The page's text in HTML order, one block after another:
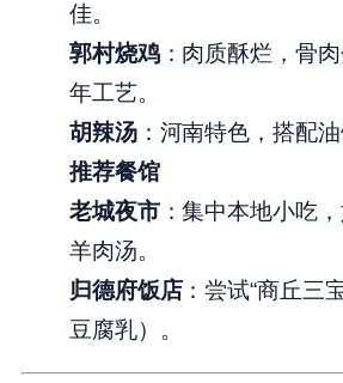
佳。
郭村烧鸡：肉质酥烂，骨
年工艺。
胡辣汤：河南特色，搭配油
推荐餐馆
老城夜市：集中本地小吃，
羊肉汤。
归德府饭店：尝试“商丘三
豆腐乳）。